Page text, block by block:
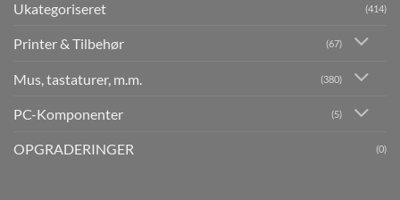
Ukategoriseret (414)
Printer & Tilbehør (67)
Mus, tastaturer, m.m. (380)
PC-Komponenter (5)
OPGRADERINGER (0)